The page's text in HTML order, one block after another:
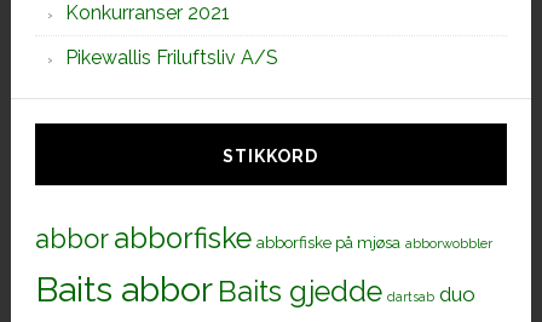
Konkurranser 2021
Pikewallis Friluftsliv A/S
STIKKORD
abborabborfiske abborfiske på mjøsa abborwobbler
Baits abbor Baits gjedde dartsab duo